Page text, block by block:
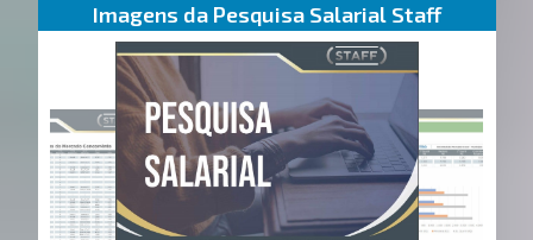
Imagens da Pesquisa Salarial Staff